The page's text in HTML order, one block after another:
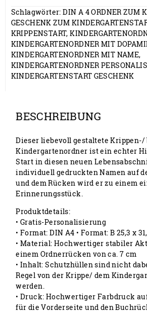
Schlagwörter:DIN A 4 ORDNER ZUM
GESCHENK ZUM
KRIPPENSTART,
KINDERGARTENORDNER MIT
KINDERGARTENORDNER MIT NAME,
KINDERGARTENORDNER
KINDERGARTENSTART GESCHENK
BESCHREIBUNG
Dieser liebevoll gestaltete Krippen-/
Kindergartenordner ist ein echter
Start in diesen neuen
individuell gedruckten Namen auf
und dem Rücken wird er zu einem
Erinnerungsstück.
Produktdetails:
• Gratis-Personalisierung
• Format: DIN A4 • Format: B 25,3 x
• Material: Hochwertiger stabiler
einem Ordnerrücken von ca. 7 cm
• Inhalt: Schutzhüllen sind nicht
Regel von der Krippe/ dem
werden.
• Druck: Hochwertiger Farbdruck
für die Vorderseite und den